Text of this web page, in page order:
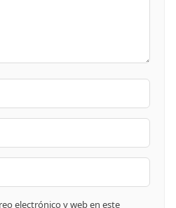
electrónico y web en este